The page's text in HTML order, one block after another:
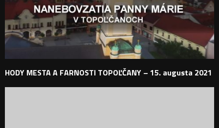
HODY MESTA A FARNOSTI TOPOĽČANY – 15. augusta 2021